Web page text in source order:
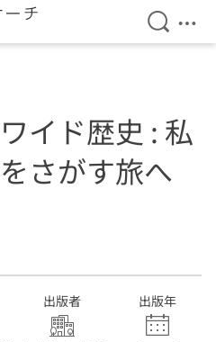
検索を
メ
イド歴史 : 私
さがす旅へ
出版者 出版年